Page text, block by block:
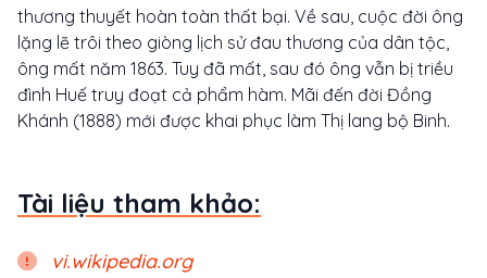
thương thuyết hoàn toàn thất bại. Về sau, cuộc đời ông
lặng lẽ trôi theo giòng lịch sử đau thương của dân tộc,
ông mất năm 1863. Tuy đã mất, sau đó ông vẫn bị triều
đình Huế truy đoạt cả phẩm hàm. Mãi đến đời Đồng
Khánh (1888) mới được khai phục làm Thị lang bộ Binh.
Tài liệu tham khảo:
vi.wikipedia.org